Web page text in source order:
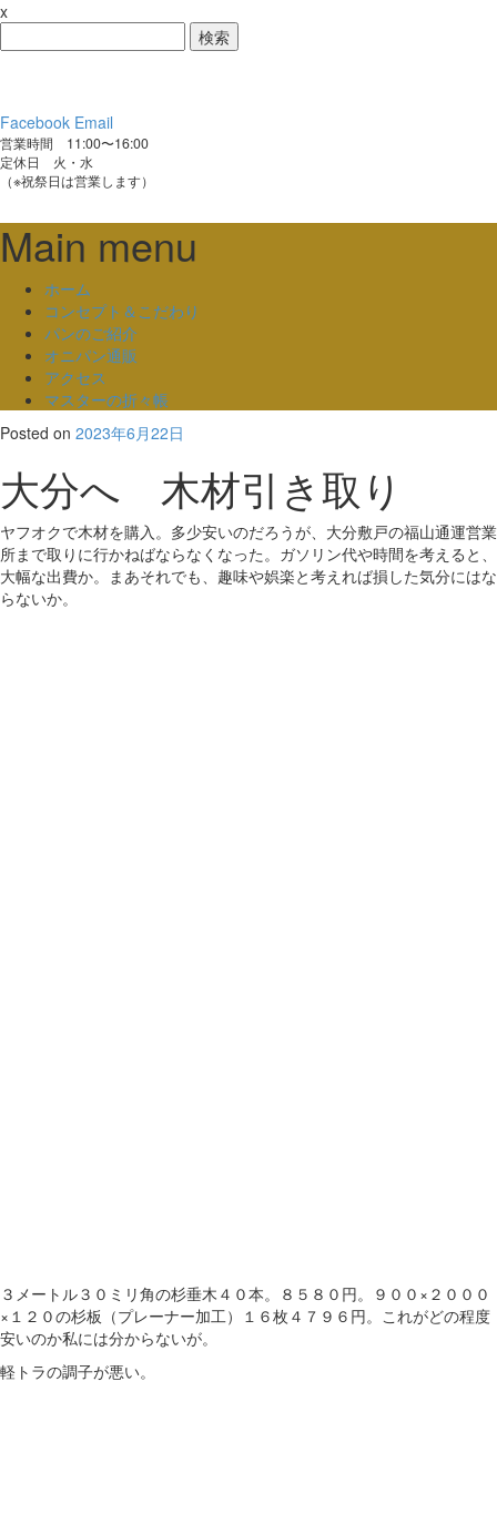
x
索:
Facebook Email
営業時間 11:00〜16:00
定休日 火・水
（※祝祭日は営業します）
Main menu
Skip
content
ホーム
コンセプト＆こだわり
パンのご紹介
オニパン通販
アクセス
マスターの折々帳
Posted on 2023年6月22日
大分へ 木材引き取り
ヤフオクで木材を購入。多少安いのだろうが、大分敷戸の福山通運営業
所まで取りに行かねばならなくなった。ガソリン代や時間を考えると、
大幅な出費か。まあそれでも、趣味や娯楽と考えれば損した気分にはな
らないか。
３メートル３０ミリ角の杉垂木４０本。８５８０円。９００×２０００
×１２０の杉板（プレーナー加工）１６枚４７９６円。これがどの程度
安いのか私には分からないが。
軽トラの調子が悪い。